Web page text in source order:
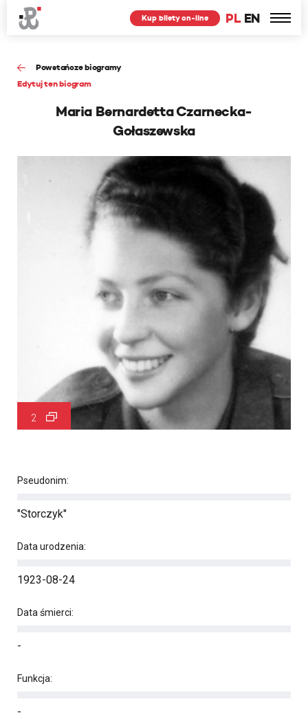
PL EN
Kup bilety on-line
Powstańcze biogramy
Edytuj ten biogram
Maria Bernardetta Czarnecka-
Gołaszewska
2
Pseudonim:
"Storczyk"
Data urodzenia:
1923-08-24
Data śmierci:
-
Funkcja:
-